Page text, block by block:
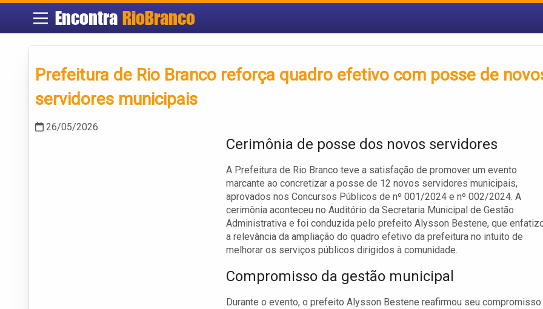
Encontra RioBranco
Prefeitura de Rio Branco reforça quadro efetivo com posse de
servidores municipais
26/05/2026
Cerimônia de posse dos novos servidores
A Prefeitura de Rio Branco teve a satisfação de promover um evento
marcante ao concretizar a posse de 12 novos servidores municipais,
aprovados nos Concursos Públicos de nº 001/2024 e nº 002/2024. A
cerimônia aconteceu no Auditório da Secretaria Municipal de Gestão
Administrativa e foi conduzida pelo prefeito Alysson Bestene, que
a relevância da ampliação do quadro efetivo da prefeitura no intuito de
melhorar os serviços públicos dirigidos à comunidade.
Compromisso da gestão municipal
Durante o evento, o prefeito Alysson Bestene reafirmou seu compromisso